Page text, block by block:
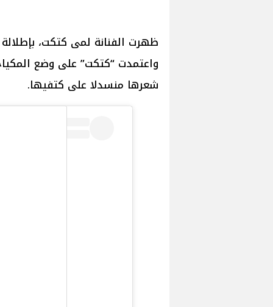
ظهرت الفنانة لمى كتكت،
واعتمدت “كتكت” على وضع
شعرها منسدلا على كتفيها.